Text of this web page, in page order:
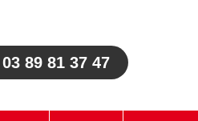
89 81 37 47